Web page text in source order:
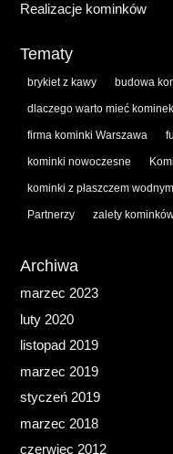
Realizacje kominków
Tematy
brykiet z kawy budowa
dlaczego warto mieć kominek
firma kominki Warszawa
kominki nowoczesne
kominki z płaszczem wodnym
Partnerzy zalety
Archiwa
marzec 2023
luty 2020
listopad 2019
marzec 2019
styczeń 2019
marzec 2018
czerwiec 2012